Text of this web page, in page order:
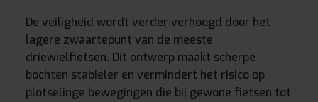
De veiligheid wordt verder verhoogd door het
lagere zwaartepunt van de meeste
driewielfietsen. Dit ontwerp maakt scherpe
bochten stabieler en vermindert het risico op
plotselinge bewegingen die bij gewone fietsen tot